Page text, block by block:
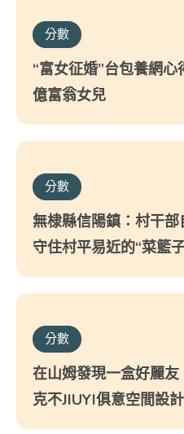
分數
“富女征婚”台包養網
億富翁女兒
分數
無棣縣信陽鎮：村干
守住村平易近的“菜籃
分數
在山姆發現一盒好麗
克不JIUYI俱意空間設